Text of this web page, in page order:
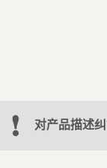
对产品描述